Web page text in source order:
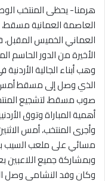
هرمنا- يحظى المنتخب
العاصمة العمانية مسقط،
العماني الخميس المقبل،
الأخيرة من الدور الحاسم
وهب أبناء الجالية
الذي وصل إلى مسقط أمس،
صوب مسقط، لتشجيع
أهمية المباراة وتوق
وأجرى المنتخب، أمس
مسائي على ملعب السيب
وبمشاركة جميع اللاعبين
وكان وفد النشامى وصل